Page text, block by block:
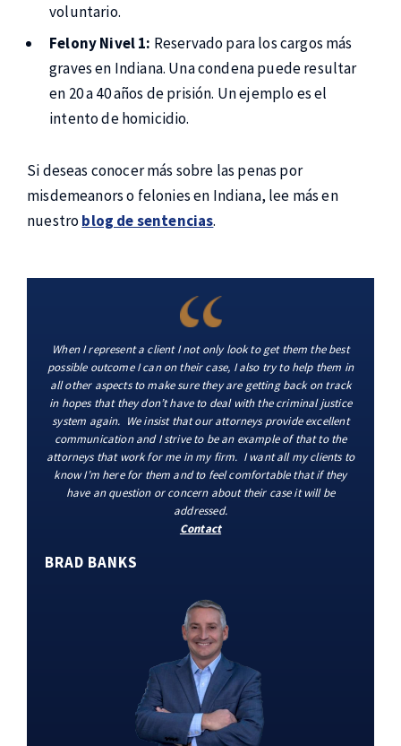
voluntario.
Felony Nivel 1: Reservado para los cargos más
graves en Indiana. Una condena puede resultar
en 20 a 40 años de prisión. Un ejemplo es el
intento de homicidio.
Si deseas conocer más sobre las penas por
misdemeanors o felonies en Indiana, lee más en
nuestroblog de sentencias.
When I represent a client I not only look to get them the best
possible outcome I can on their case, I also try to help them in
all other aspects to make sure they are getting back on track
in hopes that they don’t have to deal with the criminal justice
system again. We insist that our attorneys provide excellent
communication and I strive to be an example of that to the
attorneys that work for me in my firm. I want all my clients to
know I’m here for them and to feel comfortable that if they
have an question or concern about their case it will be
addressed.
Contact
BRAD BANKS